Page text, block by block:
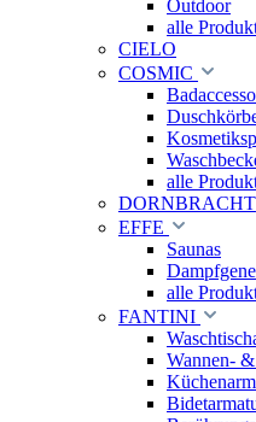
Outdoor
alle
CIELO
COSMIC
alle
DORNBRACHT
EFFE
Saunas
alle
FANTINI
Wannen-